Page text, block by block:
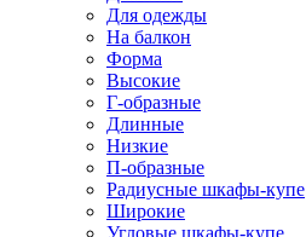
Для одежды
На балкон
Форма
Высокие
Г-образные
Длинные
Низкие
П-образные
Радиусные шкафы-купе
Широкие
Угловые шкафы-купе